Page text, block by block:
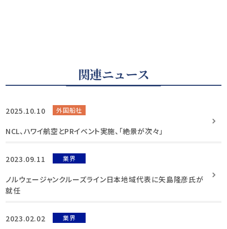
関連ニュース
2025.10.10 外国船社
NCL、ハワイ航空とPRイベント実施、「絶景が次々」
2023.09.11 業界
ノルウェージャンクルーズライン日本地域代表に矢島隆彦氏が
就任
2023.02.02 業界